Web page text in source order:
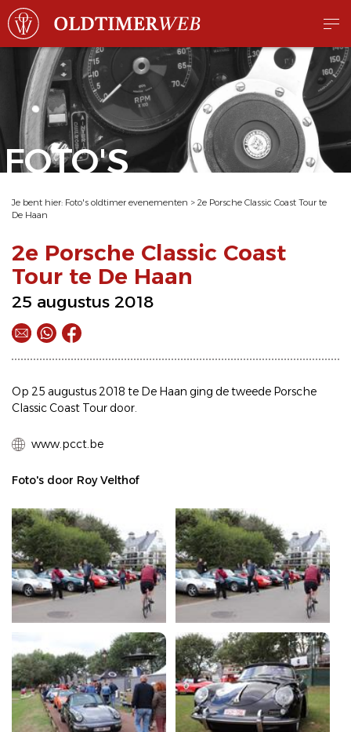
FOTO'S
Je bent hier: Foto's oldtimer evenementen > 2e Porsche Classic Coast Tour te
De Haan
2e Porsche Classic Coast
Tour te De Haan
25 augustus 2018
Op 25 augustus 2018 te De Haan ging de tweede Porsche
Classic Coast Tour door.
www.pcct.be
Foto's door Roy Velthof